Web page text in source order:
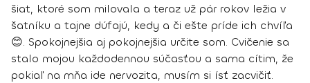
šiat, ktoré som milovala a teraz už pár rokov ležia v
šatníku a tajne dúfajú, kedy a či ešte príde ich chvíľa
😊. Spokojnejšia aj pokojnejšia určite som. Cvičenie sa
stalo mojou každodennou súčasťou a sama cítim, že
pokiaľ na mňa ide nervozita, musím si ísť zacvičiť.